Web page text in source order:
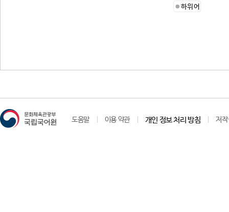
하위어
도움말 이용 약관 개인 정보 처리 방침 저